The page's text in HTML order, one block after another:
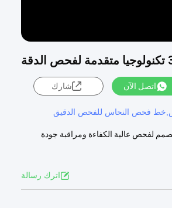
اتصل الآن شارك
فحص النحاس للفحص الدقيق
خط فحص النحاس 300/72 هو الحل المتطور المصمم لفحص عالية الكفاءة ومراقبة جودة
اترك رسالة